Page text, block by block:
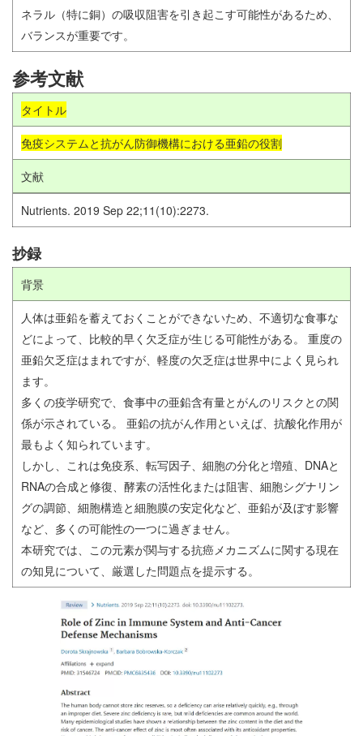
ネラル（特に銅）の吸収阻害を引き起こす可能性があるため、
バランスが重要です。
参考文献
タイトル
免疫システムと抗がん防御機構における亜鉛の役割
文献
Nutrients. 2019 Sep 22;11(10):2273.
抄録
背景
人体は亜鉛を蓄えておくことができないため、不適切な食事な
どによって、比較的早く欠乏症が生じる可能性がある。 重度の
亜鉛欠乏症はまれですが、軽度の欠乏症は世界中によく見られ
ます。
多くの疫学研究で、食事中の亜鉛含有量とがんのリスクとの関
係が示されている。 亜鉛の抗がん作用といえば、抗酸化作用が
最もよく知られています。
しかし、これは免疫系、転写因子、細胞の分化と増殖、DNAと
RNAの合成と修復、酵素の活性化または阻害、細胞シグナリン
グの調節、細胞構造と細胞膜の安定化など、亜鉛が及ぼす影響
など、多くの可能性の一つに過ぎません。
本研究では、この元素が関与する抗癌メカニズムに関する現在
の知見について、厳選した問題点を提示する。